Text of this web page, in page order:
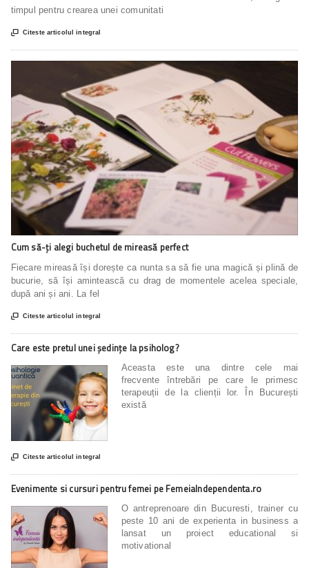
timpul pentru crearea unei comunitati
 Citeste articolul integral
Cum să-ți alegi buchetul de mireasă perfect
Fiecare mireasă își dorește ca nunta sa să fie una magică și plină de
bucurie, să își amintească cu drag de momentele acelea speciale,
după ani și ani. La fel
 Citeste articolul integral
Care este pretul unei ședințe la psiholog?
Aceasta este una dintre cele mai
frecvente întrebări pe care le primesc
terapeuții de la clienții lor. În București
există
 Citeste articolul integral
Evenimente si cursuri pentru femei pe FemeiaIndependenta.ro
O antreprenoare din Bucuresti, trainer cu
peste 10 ani de experienta in business a
lansat un proiect educational si
motivational